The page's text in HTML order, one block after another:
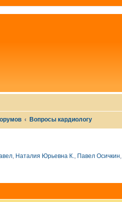
Вопросы кардиологу
, Наталия Юрьевна К., Павел Осичкин,